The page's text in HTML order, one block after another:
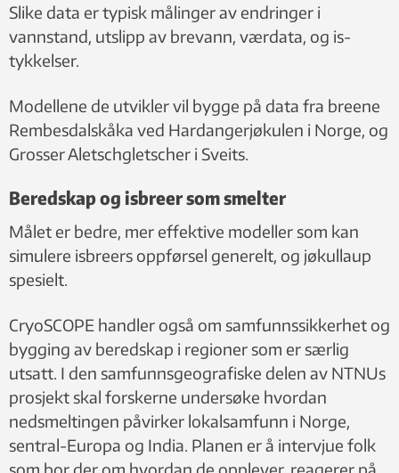
Slike data er typisk målinger av endringer i
vannstand, utslipp av brevann, værdata, og is-
tykkelser.
Modellene de utvikler vil bygge på data fra breene
Rembesdalskåka ved Hardangerjøkulen i Norge, og
Grosser Aletschgletscher i Sveits.
Beredskap og isbreer som smelter
Målet er bedre, mer effektive modeller som kan
simulere isbreers oppførsel generelt, og jøkullaup
spesielt.
CryoSCOPE handler også om samfunnssikkerhet og
bygging av beredskap i regioner som er særlig
utsatt. I den samfunnsgeografiske delen av NTNUs
prosjekt skal forskerne undersøke hvordan
nedsmeltingen påvirker lokalsamfunn i Norge,
sentral-Europa og India. Planen er å intervjue folk